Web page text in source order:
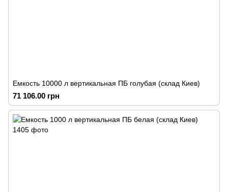
Емкость 10000 л вертикальная ПБ голубая (склад Киев)
71 106.00 грн